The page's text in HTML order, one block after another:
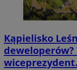
Kąpielisko
deweloperów?